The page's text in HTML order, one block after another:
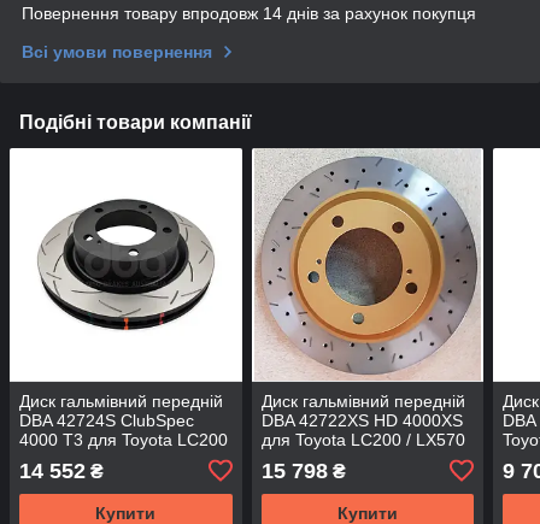
Повернення товару впродовж 14 днів за рахунок покупця
Всі умови повернення
Подібні товари компанії
Диск гальмівний передній
DBA 42724S ClubSpec
4000 T3 для Toyota LC200
14 552 ₴
Купити
Диск гальмівний передній
DBA 42722XS HD 4000XS
для Toyota LC200 / LX570
15 798₴
Купити
9